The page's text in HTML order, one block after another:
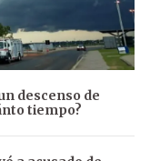
descenso de
tiempo?